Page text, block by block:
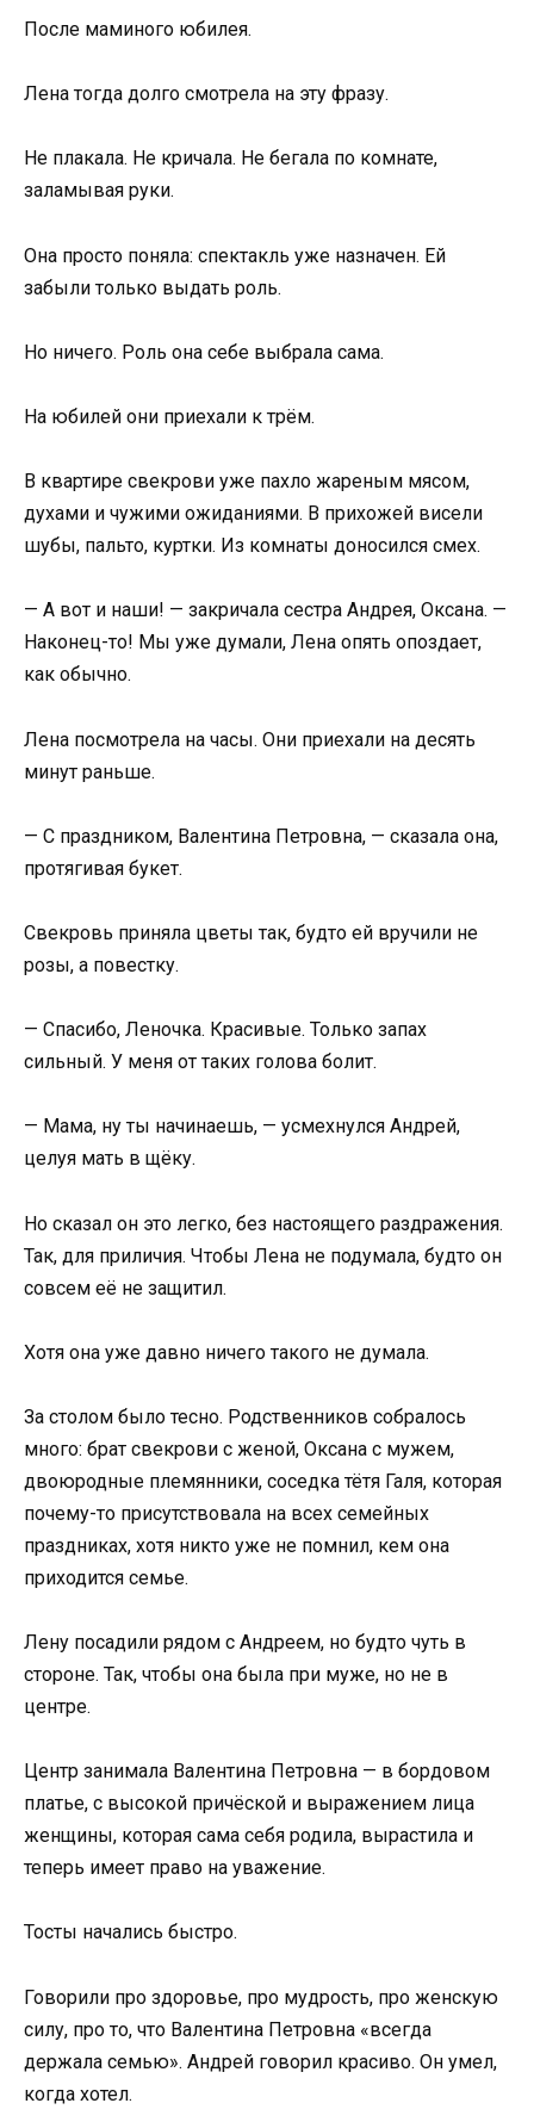
После маминого юбилея.
Лена тогда долго смотрела на эту фразу.
Не плакала. Не кричала. Не бегала по комнате,
заламывая руки.
Она просто поняла: спектакль уже назначен. Ей
забыли только выдать роль.
Но ничего. Роль она себе выбрала сама.
На юбилей они приехали к трём.
В квартире свекрови уже пахло жареным мясом,
духами и чужими ожиданиями. В прихожей висели
шубы, пальто, куртки. Из комнаты доносился смех.
— А вот и наши! — закричала сестра Андрея, Оксана. —
Наконец-то! Мы уже думали, Лена опять опоздает,
как обычно.
Лена посмотрела на часы. Они приехали на десять
минут раньше.
— С праздником, Валентина Петровна, — сказала она,
протягивая букет.
Свекровь приняла цветы так, будто ей вручили не
розы, а повестку.
— Спасибо, Леночка. Красивые. Только запах
сильный. У меня от таких голова болит.
— Мама, ну ты начинаешь, — усмехнулся Андрей,
целуя мать в щёку.
Но сказал он это легко, без настоящего раздражения.
Так, для приличия. Чтобы Лена не подумала, будто он
совсем её не защитил.
Хотя она уже давно ничего такого не думала.
За столом было тесно. Родственников собралось
много: брат свекрови с женой, Оксана с мужем,
двоюродные племянники, соседка тётя Галя, которая
почему-то присутствовала на всех семейных
праздниках, хотя никто уже не помнил, кем она
приходится семье.
Лену посадили рядом с Андреем, но будто чуть в
стороне. Так, чтобы она была при муже, но не в
центре.
Центр занимала Валентина Петровна — в бордовом
платье, с высокой причёской и выражением лица
женщины, которая сама себя родила, вырастила и
теперь имеет право на уважение.
Тосты начались быстро.
Говорили про здоровье, про мудрость, про женскую
силу, про то, что Валентина Петровна «всегда
держала семью». Андрей говорил красиво. Он умел,
когда хотел.